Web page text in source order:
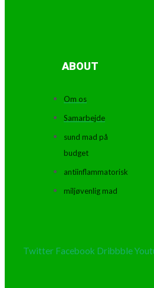
ABOUT
Om os
Samarbejde
sund mad på
budget
antiinflammatorisk
miljøvenlig mad
Twitter Facebook Dribbble